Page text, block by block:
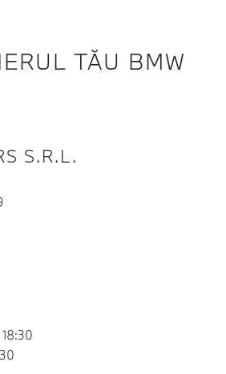
TĂU BMW
S.R.L.